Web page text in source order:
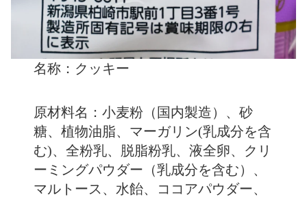
名称：クッキー
原材料名：小麦粉（国内製造）、砂
糖、植物油脂、マーガリン(乳成分を含
む)、全粉乳、脱脂粉乳、液全卵、クリ
ーミングパウダー（乳成分を含む）、
マルトース、水飴、ココアパウダー、